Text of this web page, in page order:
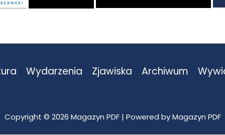
Wydarzenia Zjawiska Archiwum
Copyright © 2026 Magazyn PDF | Powered by Magazyn PDF